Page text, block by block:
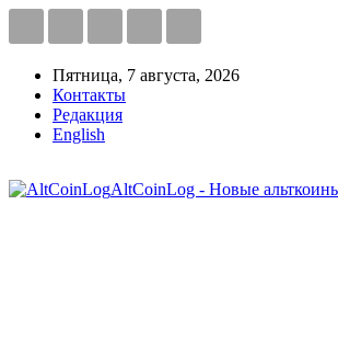
Пятница, 7 августа, 2026
Контакты
Редакция
English
AltCoinLog - Новые